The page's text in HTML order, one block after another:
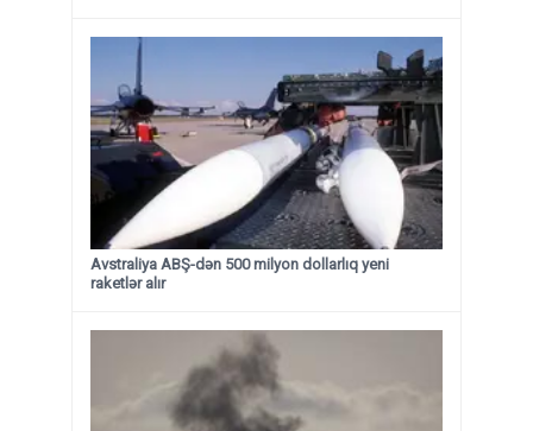
Avstraliya ABŞ-dən 500 milyon dollarlıq yeni
raketlər alır